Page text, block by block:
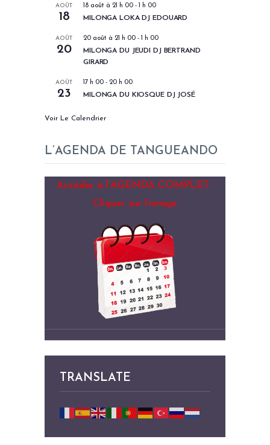
AOÛT
18
18 août à 21 h 00 - 1 h 00
MILONGA LOKA DJ EDOUARD
AOÛT
20
20 août à 21 h 00 - 1 h 00
MILONGA DU JEUDI DJ BERTRAND
GIRARD
AOÛT
23
17 h 00 - 20 h 00
MILONGA DU KIOSQUE DJ JOSÉ
Voir Le Calendrier
L’AGENDA DE TANGUEANDO
Accéder à l’AGENDA COMPLET :
Cliquer sur l’image
TRANSLATE